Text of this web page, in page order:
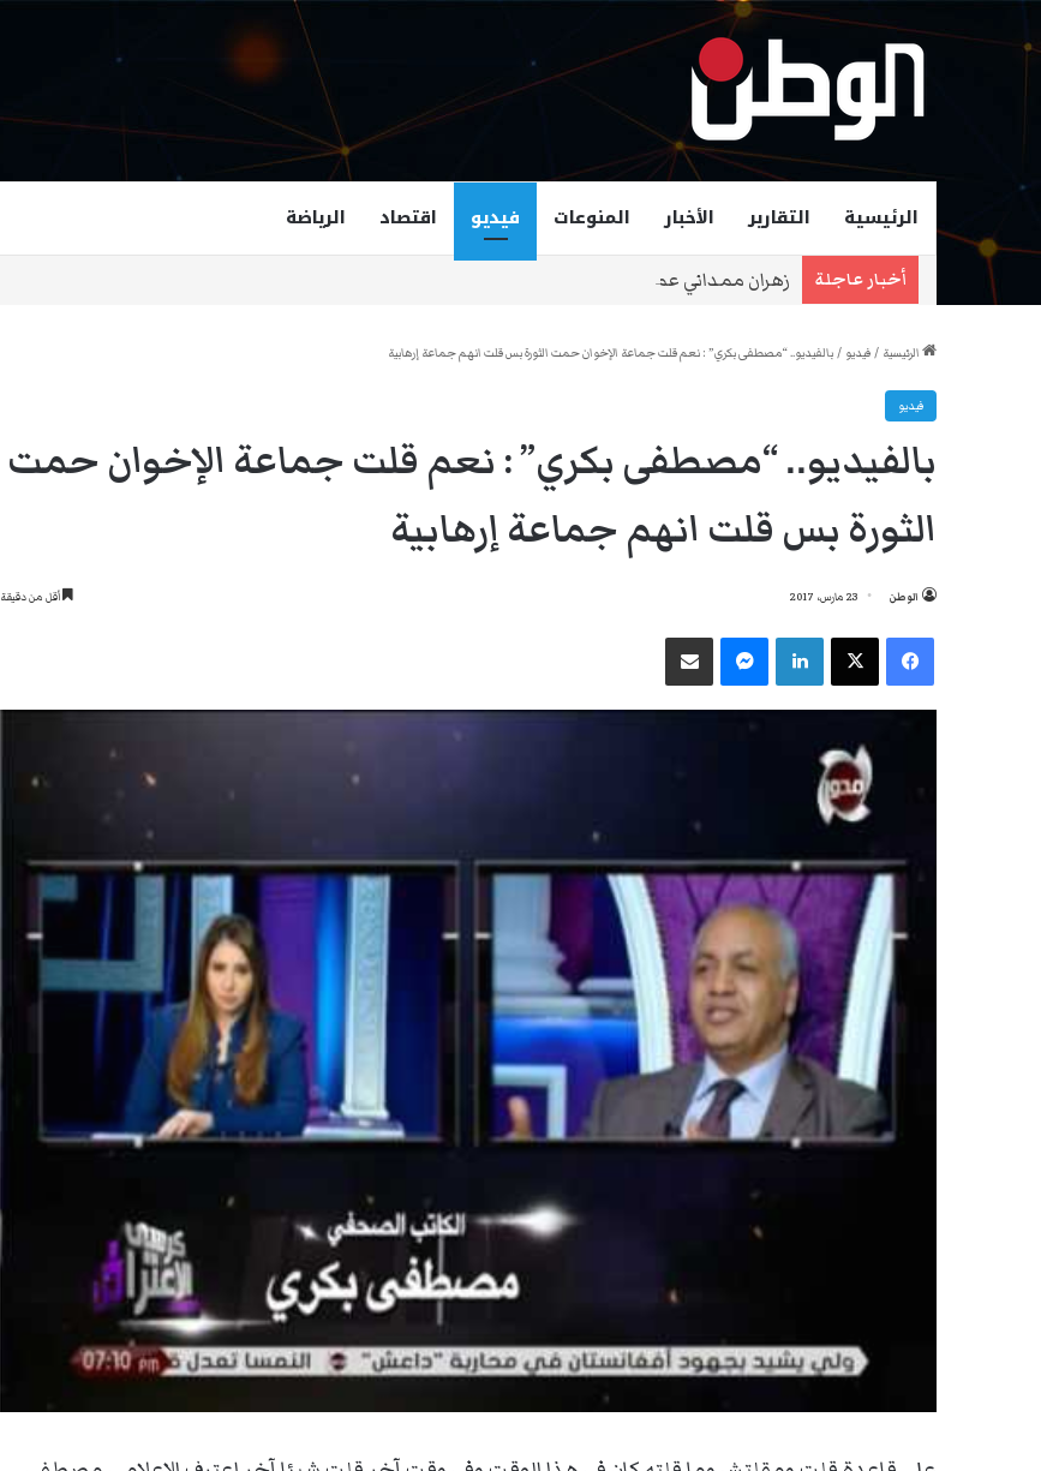
الرئيسية التقارير الأخبار المنوعات فيديو اقتصاد الرياضة
أخبار عاجلة زهران ممداني عمدة لمدينة نيويورك وغزالة هاشمي أول مسلمة نائبة لحاكم فرجينيا
الرئيسية /فيديو /بالفيديو.. “مصطفى بكري” : نعم قلت جماعة الإخوان حمت الثورة بس قلت انهم جماعة إرهابية
فيديو
بالفيديو.. “مصطفى بكري” : نعم قلت جماعة الإخوان حمت
الثورة بس قلت انهم جماعة إرهابية
الوطن 23 مارس، 2017 أقل من دقيقة
فيسبوك ‫X لينكدإن ماسنجر مشاركة عبر البريد